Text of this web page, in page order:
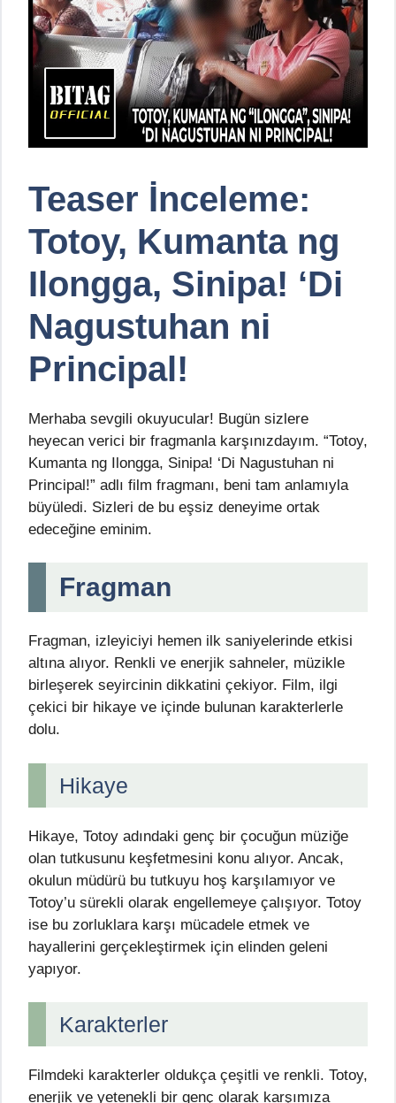
Teaser İnceleme:
Totoy, Kumanta ng
Ilongga, Sinipa! ‘Di
Nagustuhan ni
Principal!
Merhaba sevgili okuyucular! Bugün sizlere
heyecan verici bir fragmanla karşınızdayım. “Totoy,
Kumanta ng Ilongga, Sinipa! ‘Di Nagustuhan ni
Principal!” adlı film fragmanı, beni tam anlamıyla
büyüledi. Sizleri de bu eşsiz deneyime ortak
edeceğine eminim.
Fragman
Fragman, izleyiciyi hemen ilk saniyelerinde etkisi
altına alıyor. Renkli ve enerjik sahneler, müzikle
birleşerek seyircinin dikkatini çekiyor. Film, ilgi
çekici bir hikaye ve içinde bulunan karakterlerle
dolu.
Hikaye
Hikaye, Totoy adındaki genç bir çocuğun müziğe
olan tutkusunu keşfetmesini konu alıyor. Ancak,
okulun müdürü bu tutkuyu hoş karşılamıyor ve
Totoy’u sürekli olarak engellemeye çalışıyor. Totoy
ise bu zorluklara karşı mücadele etmek ve
hayallerini gerçekleştirmek için elinden geleni
yapıyor.
Karakterler
Filmdeki karakterler oldukça çeşitli ve renkli. Totoy,
enerjik ve yetenekli bir genç olarak karşımıza